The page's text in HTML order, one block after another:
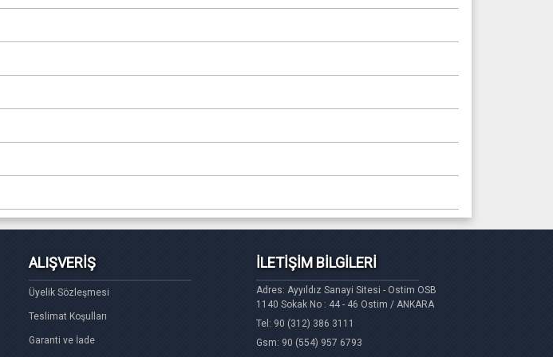
ALIŞVERİŞ
Üyelik Sözleşmesi
Teslimat Koşulları
Garanti ve İade
İLETİŞİM BİLGİLERİ
Adres: Ayyıldız Sanayi Sitesi - Ostim OSB
1140 Sokak No : 44 - 46 Ostim / ANKARA
Tel: 90 (312) 386 3111
Gsm: 90 (554) 957 6793